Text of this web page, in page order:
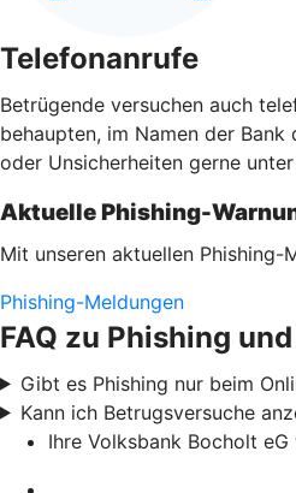
Telefonanrufe
Betrügende versuchen auch
behaupten, im Namen der
oder Unsicherheiten gerne
Aktuelle Phishing-
Mit unseren aktuellen Phishing-
Phishing-Meldungen
FAQ zu Phishing
Gibt es Phishing nur beim
Kann ich Betrugsversuche
Ihre Volksbank Bocholt